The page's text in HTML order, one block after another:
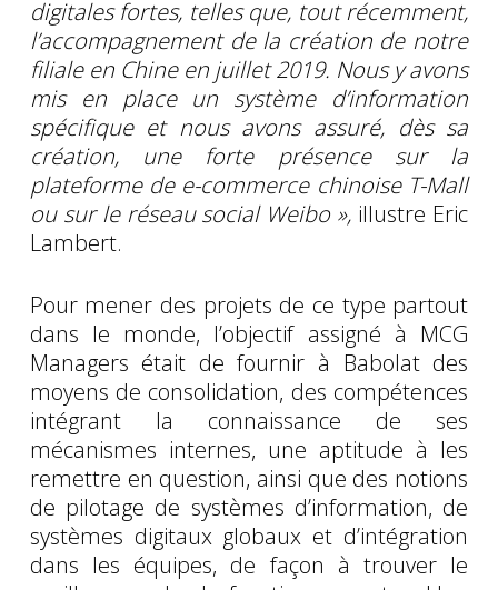
digitales fortes, telles que, tout récemment,
l’accompagnement de la création de notre
filiale en Chine en juillet 2019. Nous y avons
mis en place un système d’information
spécifique et nous avons assuré, dès sa
création, une forte présence sur la
plateforme de e-commerce chinoise T-Mall
ou sur le réseau social Weibo », illustre Eric
Lambert.
Pour mener des projets de ce type partout
dans le monde, l’objectif assigné à MCG
Managers était de fournir à Babolat des
moyens de consolidation, des compétences
intégrant la connaissance de ses
mécanismes internes, une aptitude à les
remettre en question, ainsi que des notions
de pilotage de systèmes d’information, de
systèmes digitaux globaux et d’intégration
dans les équipes, de façon à trouver le